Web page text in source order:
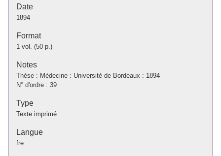
Date
1894
Format
1 vol. (50 p.)
Notes
Thèse : Médecine : Université de Bordeaux : 1894
N° d'ordre : 39
Type
Texte imprimé
Langue
fre